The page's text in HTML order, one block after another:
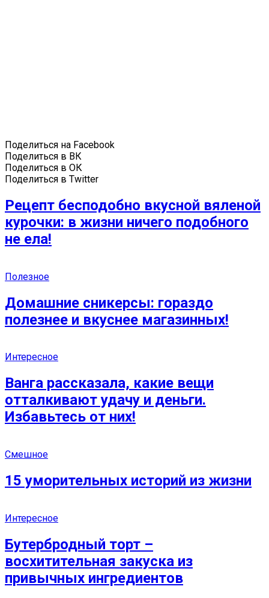
Поделиться на Facebook
Поделиться в ВК
Поделиться в ОК
Поделиться в Twitter
Рецепт бесподобно вкусной вяленой
курочки: в жизни ничего подобного
не ела!
Полезное
Домашние сникерсы: гораздо
полезнее и вкуснее магазинных!
Интересное
Ванга рассказала, какие вещи
отталкивают удачу и деньги.
Избавьтесь от них!
Смешное
15 уморительных историй из жизни
Интересное
Бутербродный торт –
восхитительная закуска из
привычных ингредиентов